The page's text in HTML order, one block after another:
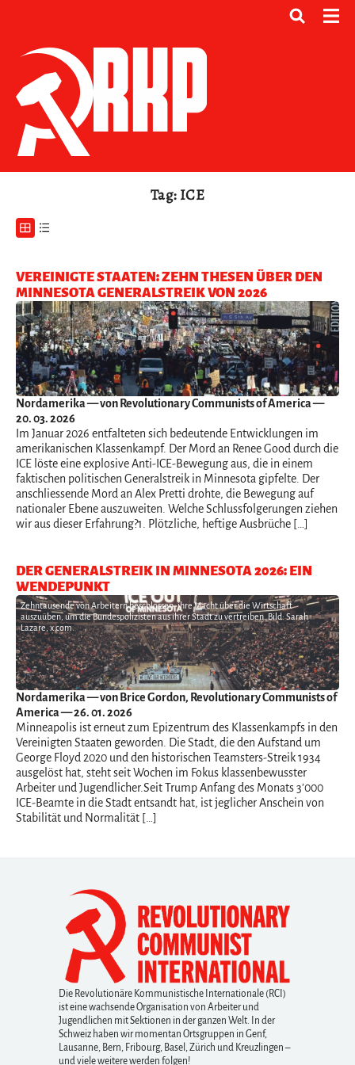
Tag: ICE
VEREINIGTE STAATEN: ZEHN THESEN ÜBER DEN
MINNESOTA GENERALSTREIK VON 2026
Nordamerika— von Revolutionary Communists of America —
20. 03. 2026
Im Januar 2026 entfalteten sich bedeutende Entwicklungen im
amerikanischen Klassenkampf. Der Mord an Renee Good durch die
ICE löste eine explosive Anti-ICE-Bewegung aus, die in einem
faktischen politischen Generalstreik in Minnesota gipfelte. Der
anschliessende Mord an Alex Pretti drohte, die Bewegung auf
nationaler Ebene auszuweiten. Welche Schlussfolgerungen ziehen
wir aus dieser Erfahrung?1. Plötzliche, heftige Ausbrüche […]
DER GENERALSTREIK IN MINNESOTA 2026: EIN
WENDEPUNKT
Zehntausende von Arbeitern beschlossen, ihre Macht über die Wirtschaft
auszuüben, um die Bundespolizisten aus ihrer Stadt zu vertreiben. Bild: Sarah
Lazare, x.com.
Nordamerika— von Brice Gordon, Revolutionary Communists of
America — 26. 01. 2026
Minneapolis ist erneut zum Epizentrum des Klassenkampfs in den
Vereinigten Staaten geworden. Die Stadt, die den Aufstand um
George Floyd 2020 und den historischen Teamsters-Streik 1934
ausgelöst hat, steht seit Wochen im Fokus klassenbewusster
Arbeiter und Jugendlicher.Seit Trump Anfang des Monats 3’000
ICE-Beamte in die Stadt entsandt hat, ist jeglicher Anschein von
Stabilität und Normalität […]
Die Revolutionäre Kommunistische Internationale (RCI)
ist eine wachsende Organisation von Arbeiter und
Jugendlichen mit Sektionen in der ganzen Welt. In der
Schweiz haben wir momentan Ortsgruppen in Genf,
Lausanne, Bern, Fribourg, Basel, Zürich und Kreuzlingen –
und viele weitere werden folgen!